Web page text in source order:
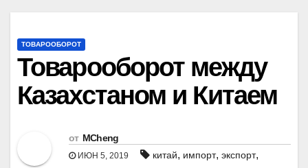
ТОВАРООБОРОТ
Товарооборот между
Казахстаном и Китаем
от MCheng
ИЮН 5, 2019 китай, импорт, экспорт,